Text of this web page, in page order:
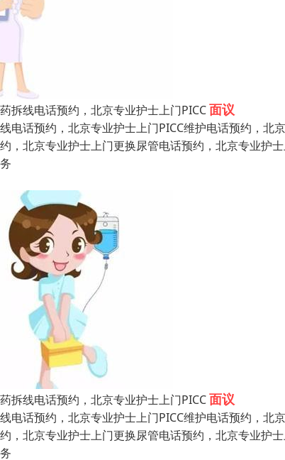
拆线电话预约，北京专业护士上门PICC面议
电话预约，北京专业护士上门PICC维护电话预约，北
，北京专业护士上门更换尿管电话预约，北京专业护
拆线电话预约，北京专业护士上门PICC面议
电话预约，北京专业护士上门PICC维护电话预约，北
，北京专业护士上门更换尿管电话预约，北京专业护